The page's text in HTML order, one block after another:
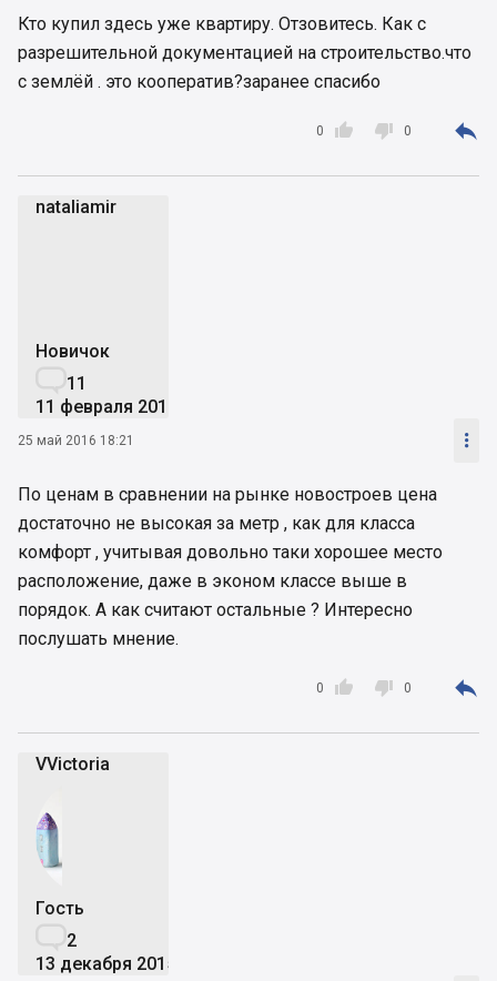
Кто купил здесь уже квартиру. Отзовитесь. Как с
разрешительной документацией на строительство.что
с землёй . это кооператив?заранее спасибо

0  0 
nataliamir
Новичок
11
11 февраля 2015
25 май 2016 18:21 
По ценам в сравнении на рынке новостроев цена
достаточно не высокая за метр , как для класса
комфорт , учитывая довольно таки хорошее место
расположение, даже в эконом классе выше в
порядок. А как считают остальные ? Интересно
послушать мнение.

0  0 
VVictoria
Гость
2
13 декабря 2015